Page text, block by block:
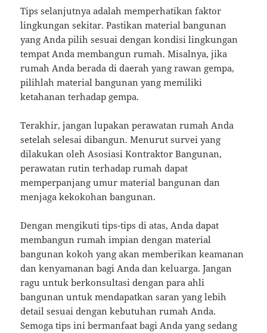
Tips selanjutnya adalah memperhatikan faktor
lingkungan sekitar. Pastikan material bangunan
yang Anda pilih sesuai dengan kondisi lingkungan
tempat Anda membangun rumah. Misalnya, jika
rumah Anda berada di daerah yang rawan gempa,
pilihlah material bangunan yang memiliki
ketahanan terhadap gempa.
Terakhir, jangan lupakan perawatan rumah Anda
setelah selesai dibangun. Menurut survei yang
dilakukan oleh Asosiasi Kontraktor Bangunan,
perawatan rutin terhadap rumah dapat
memperpanjang umur material bangunan dan
menjaga kekokohan bangunan.
Dengan mengikuti tips-tips di atas, Anda dapat
membangun rumah impian dengan material
bangunan kokoh yang akan memberikan keamanan
dan kenyamanan bagi Anda dan keluarga. Jangan
ragu untuk berkonsultasi dengan para ahli
bangunan untuk mendapatkan saran yang lebih
detail sesuai dengan kebutuhan rumah Anda.
Semoga tips ini bermanfaat bagi Anda yang sedang